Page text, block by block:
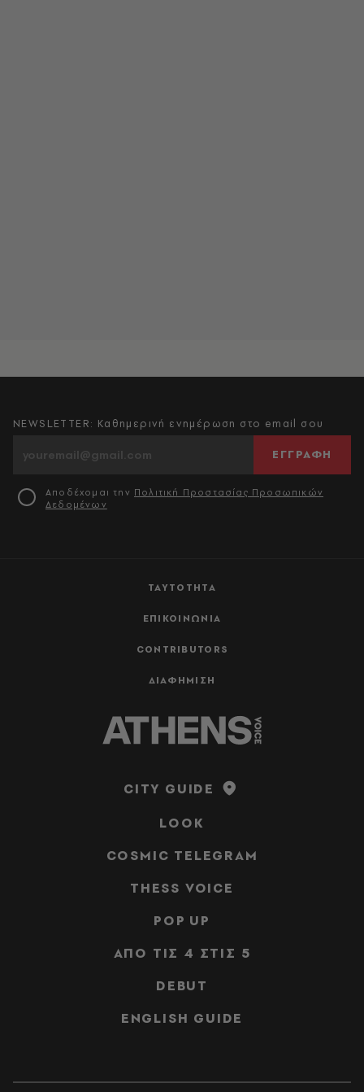
ΤΑΥΤΟΤΗΤΑ
ΕΠΙΚΟΙΝΩΝΙΑ
CONTRIBUTORS
ΔΙΑΦΗΜΙΣΗ
NEWSLETTER: Καθημερινή ενημέρωση στο email σου
ΕΓΓΡΑΦΗ
Αποδέχομαι την Πολιτική Προστασίας Προσωπικών
Δεδομένων
CITY GUIDE
LOOK
COSMIC TELEGRAM
THESS VOICE
POP UP
ΑΠΟ ΤΙΣ 4 ΣΤΙΣ 5
DEBUT
ENGLISH GUIDE